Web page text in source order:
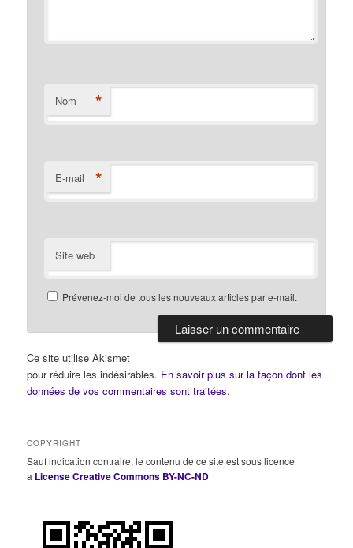
Nom *
E-mail *
Site web
Prévenez-moi de tous les nouveaux articles par e-mail.
Ce site utilise Akismet
pour réduire les indésirables. En savoir plus sur la façon dont les
données de vos commentaires sont traitées.
COPYRIGHT
Sauf indication contraire, le contenu de ce site est sous licence
a License Creative Commons BY-NC-ND